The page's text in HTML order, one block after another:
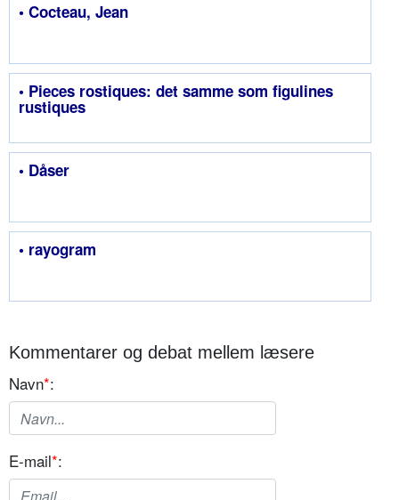
• Cocteau, Jean
• Pieces rostiques: det samme som figulines
rustiques
• Dåser
• rayogram
Kommentarer og debat mellem læsere
Navn*:
E-mail*: